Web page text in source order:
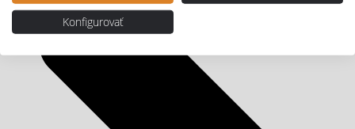
Konfigurovať